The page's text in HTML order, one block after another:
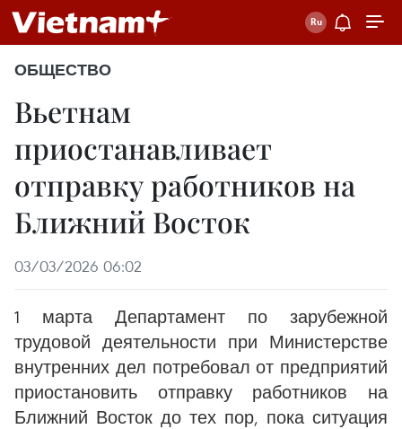
ОБЩЕСТВО
Вьетнам
приостанавливает
отправку работников на
Ближний Восток
03/03/2026 06:02
1 марта Департамент по зарубежной
трудовой деятельности при Министерстве
внутренних дел потребовал от предприятий
приостановить отправку работников на
Ближний Восток до тех пор, пока ситуация